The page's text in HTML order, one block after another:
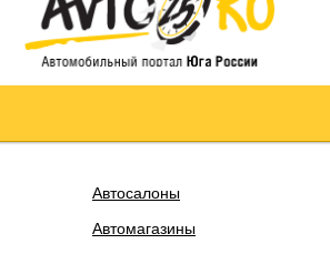
Автосалоны
Автомагазины